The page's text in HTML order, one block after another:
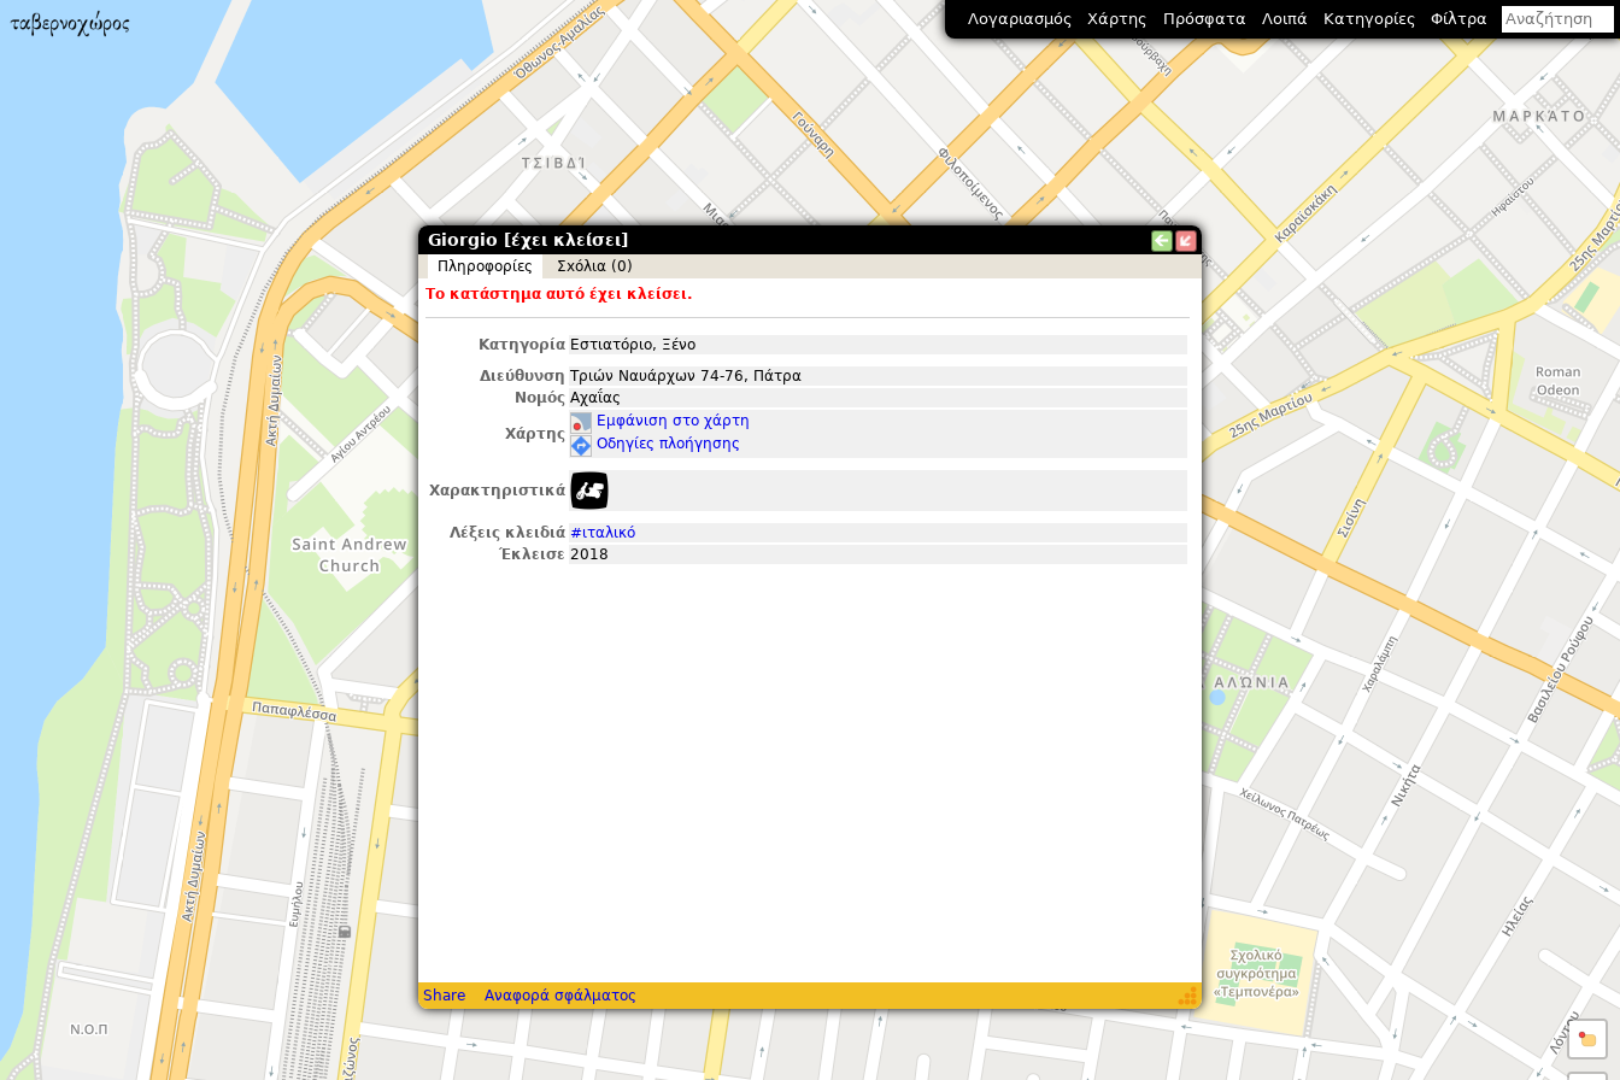
Giorgio [έχει κλείσει]
Πληροφορίες
Σxόλια (0)
Το κατάστημα αυτό έχει κλείσει.
Κατηγορία Εστιατόριο, Ξένο
Διεύθυνση Τριών Ναυάρχων 74-76, Πάτρα
Νομός Αχαΐας
Χάρτης
Εμφάνιση στο χάρτη
Οδηγίες πλοήγησης
Χαρακτηριστικά
Λέξεις κλειδιά #ιταλικό
Έκλεισε 2018
Share Αναφορά σφάλματος
Λογαριασμός Χάρτης Πρόσφατα Λοιπά Κατηγορίες Φίλτρα